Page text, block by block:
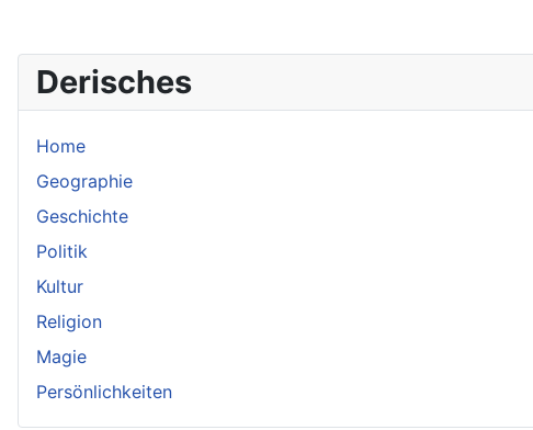
Derisches
Home
Geographie
Geschichte
Politik
Kultur
Religion
Magie
Persönlichkeiten